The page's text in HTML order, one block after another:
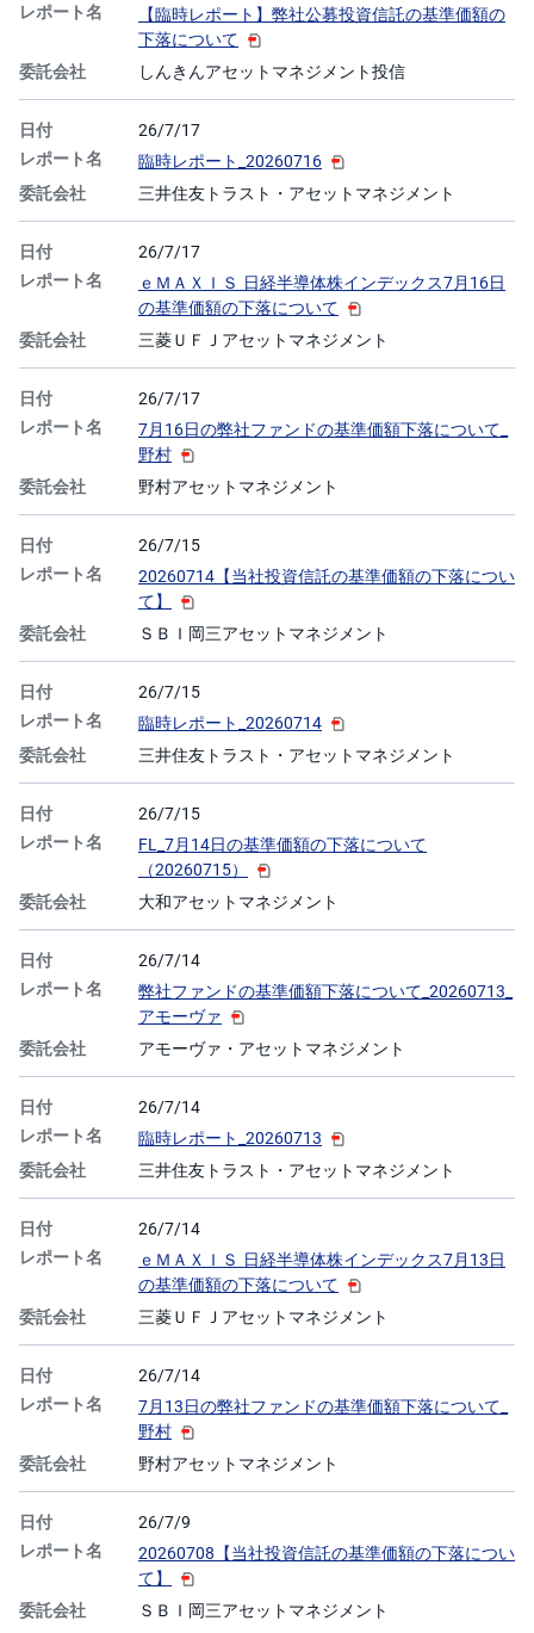
【臨時レポート】弊社公募投資信託の基準価額の
下落について
しんきんアセットマネジメント投信
26/7/17
臨時レポート_20260716
三井住友トラスト・アセットマネジメント
26/7/17
ｅＭＡＸＩＳ 日経半導体株インデックス7月16日
の基準価額の下落について
三菱ＵＦＪアセットマネジメント
26/7/17
7月16日の弊社ファンドの基準価額下落について_
野村
野村アセットマネジメント
26/7/15
20260714【当社投資信託の基準価額の下落につい
て】
ＳＢＩ岡三アセットマネジメント
26/7/15
臨時レポート_20260714
三井住友トラスト・アセットマネジメント
26/7/15
FL_7月14日の基準価額の下落について
（20260715）
大和アセットマネジメント
26/7/14
弊社ファンドの基準価額下落について_20260713_
アモーヴァ
アモーヴァ・アセットマネジメント
26/7/14
臨時レポート_20260713
三井住友トラスト・アセットマネジメント
26/7/14
ｅＭＡＸＩＳ 日経半導体株インデックス7月13日
の基準価額の下落について
三菱ＵＦＪアセットマネジメント
26/7/14
7月13日の弊社ファンドの基準価額下落について_
野村
野村アセットマネジメント
26/7/9
20260708【当社投資信託の基準価額の下落につい
て】
ＳＢＩ岡三アセットマネジメント